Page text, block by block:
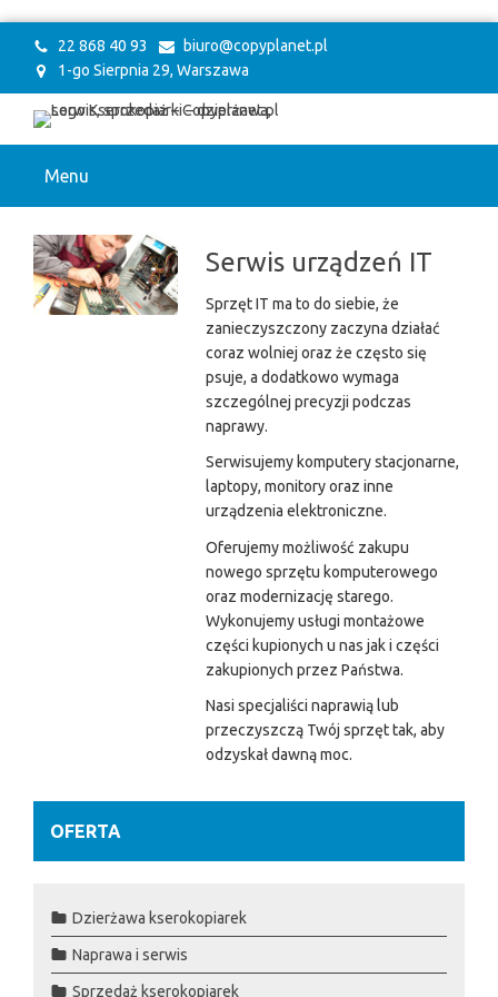
22 868 40 93
biuro@copyplanet.pl
1-go Sierpnia 29, Warszawa
Menu
Serwis urządzeń IT
Sprzęt IT ma to do siebie, że
zanieczyszczony zaczyna działać
coraz wolniej oraz że często się
psuje, a dodatkowo wymaga
szczególnej precyzji podczas
naprawy.
Serwisujemy komputery stacjonarne,
laptopy, monitory oraz inne
urządzenia elektroniczne.
Oferujemy możliwość zakupu
nowego sprzętu komputerowego
oraz modernizację starego.
Wykonujemy usługi montażowe
części kupionych u nas jak i części
zakupionych przez Państwa.
Nasi specjaliści naprawią lub
przeczyszczą Twój sprzęt tak, aby
odzyskał dawną moc.
OFERTA
Dzierżawa kserokopiarek
Naprawa i serwis
Sprzedaż kserokopiarek